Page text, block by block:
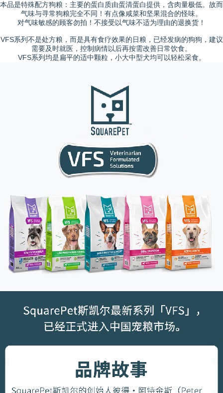
本品是特殊配方狗粮：主要的蛋白质由蛋清蛋白提供，含肉量极低。故而
气味与寻常狗粮完全不同！有点像咸菜和坚果混合的怪味。
对气味敏感的顾客勿拍！不接受以气味不适为理由的退换货！
VFS系列不是处方粮，而是具有食疗效果的日粮，已经发病的狗狗，建议
需要及时就医，控制病情以后再按需改善日常饮食。
VFS系列均是扁平的适中颗粒，小大中型犬均可以轻松采食。